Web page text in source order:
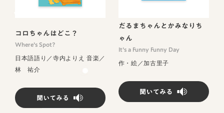
コロちゃんはどこ？
Where's Spot?
日本語語り／寺内よりえ 音楽／
林 祐介
だるまちゃんとかみなりち
ゃん
It's a Funny Funny Day
作・絵／加古里子